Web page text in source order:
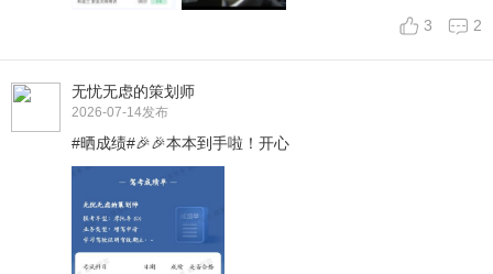
3 2
无忧无虑的策划师
2026-07-14发布
#晒成绩#🎉🎉本本到手啦！开心